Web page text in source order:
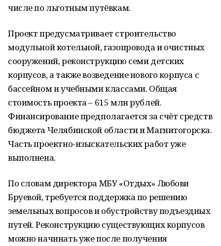
числе по льготным путёвкам.
Проект предусматривает строительство
модульной котельной, газопровода и очистных
сооружений, реконструкцию семи детских
корпусов, а также возведение нового корпуса с
бассейном и учебными классами. Общая
стоимость проекта – 615 млн рублей.
Финансирование предполагается за счёт средств
бюджета Челябинской области и Магнитогорска.
Часть проектно-изыскательских работ уже
выполнена.
По словам директора МБУ «Отдых» Любови
Бруевой, требуется поддержка по решению
земельных вопросов и обустройству подъездных
путей. Реконструкцию существующих корпусов
можно начинать уже после получения